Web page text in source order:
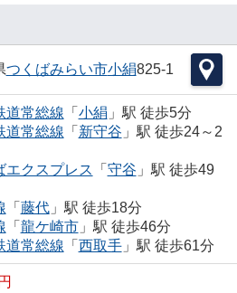
つくばみらい市小絹825-1
道常総線 「 小絹 」駅 徒歩5分
道常総線 「 新守谷 」駅 徒歩24～2
エクスプレス 「 守谷 」駅 徒歩49
「 藤代」駅 徒歩18分
「 龍ケ崎市」駅 徒歩46分
道常総線 「 西取手」駅 徒歩61分